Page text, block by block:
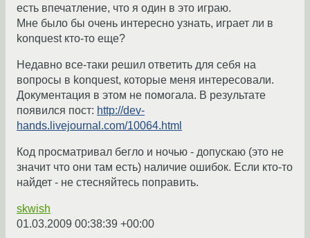
есть впечатление, что я один в это играю.
Мне было бы очень интересно узнать, играет ли в
konquest кто-то еще?
Недавно все-таки решил ответить для себя на
вопросы в konquest, которые меня интересовали.
Документация в этом не помогала. В результате
появился пост: http://dev-
hands.livejournal.com/10064.html
Код просматривал бегло и ночью - допускаю (это не
значит что они там есть) наличие ошибок. Если кто-то
найдет - не стесняйтесь поправить.
skwish
01.03.2009 00:38:39 +00:00